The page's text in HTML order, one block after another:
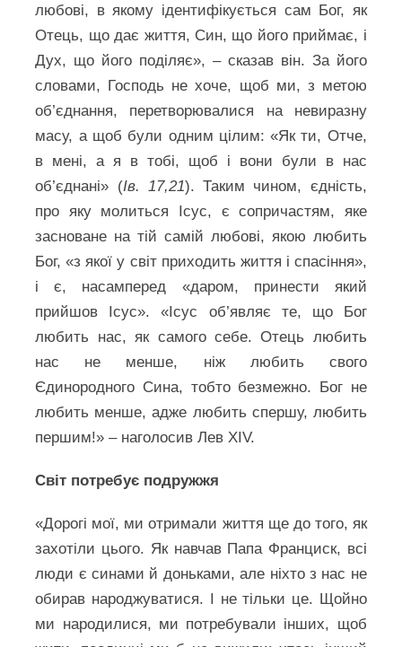
любові, в якому ідентифікується сам Бог, як
Отець, що дає життя, Син, що його приймає, і
Дух, що його поділяє», – сказав він. За його
словами, Господь не хоче, щоб ми, з метою
об’єднання, перетворювалися на невиразну
масу, а щоб були одним цілим: «Як ти, Отче,
в мені, а я в тобі, щоб і вони були в нас
об’єднані» (Ів. 17,21). Таким чином, єдність,
про яку молиться Ісус, є сопричастям, яке
засноване на тій самій любові, якою любить
Бог, «з якої у світ приходить життя і спасіння»,
і є, насамперед «даром, принести який
прийшов Ісус». «Ісус об’являє те, що Бог
любить нас, як самого себе. Отець любить
нас не менше, ніж любить свого
Єдинородного Сина, тобто безмежно. Бог не
любить менше, адже любить спершу, любить
першим!» – наголосив Лев XIV.
Світ потребує подружжя
«Дорогі мої, ми отримали життя ще до того, як
захотіли цього. Як навчав Папа Франциск, всі
люди є синами й доньками, але ніхто з нас не
обирав народжуватися. І не тільки це. Щойно
ми народилися, ми потребували інших, щоб